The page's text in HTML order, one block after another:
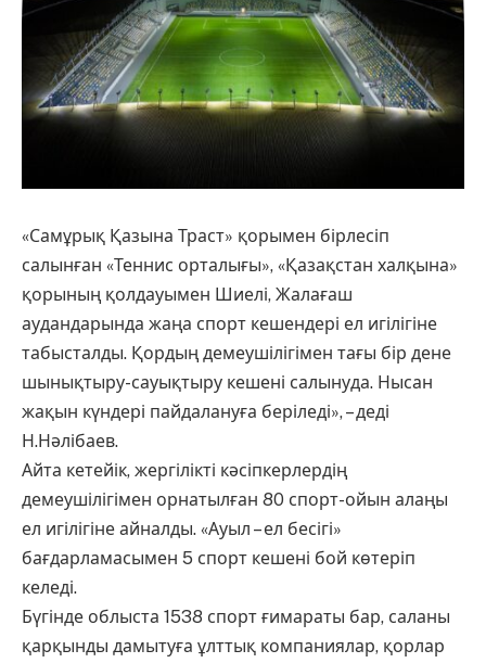
«Самұрық Қазына Траст» қорымен бірлесіп
салынған «Теннис орталығы», «Қазақстан халқына»
қорының қолдауымен Шиелі, Жалағаш
аудандарында жаңа спорт кешендері ел игілігіне
табысталды. Қордың демеушілігімен тағы бір дене
шынықтыру-сауықтыру кешені салынуда. Нысан
жақын күндері пайдалануға беріледі», – деді
Н.Нәлібаев.
Айта кетейік, жергілікті кәсіпкерлердің
демеушілігімен орнатылған 80 спорт-ойын алаңы
ел игілігіне айналды. «Ауыл – ел бесігі»
бағдарламасымен 5 спорт кешені бой көтеріп
келеді.
Бүгінде облыста 1538 спорт ғимараты бар, саланы
қарқынды дамытуға ұлттық компаниялар, қорлар